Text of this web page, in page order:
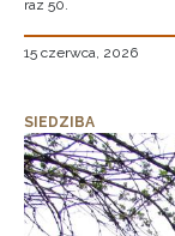
raz 50.
15 czerwca, 2026
SIEDZIBA